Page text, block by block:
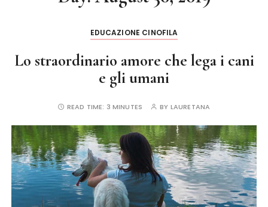
EDUCAZIONE CINOFILA
Lo straordinario amore che lega i cani
e gli umani
READ TIME: 3 MINUTES BY LAURETANA